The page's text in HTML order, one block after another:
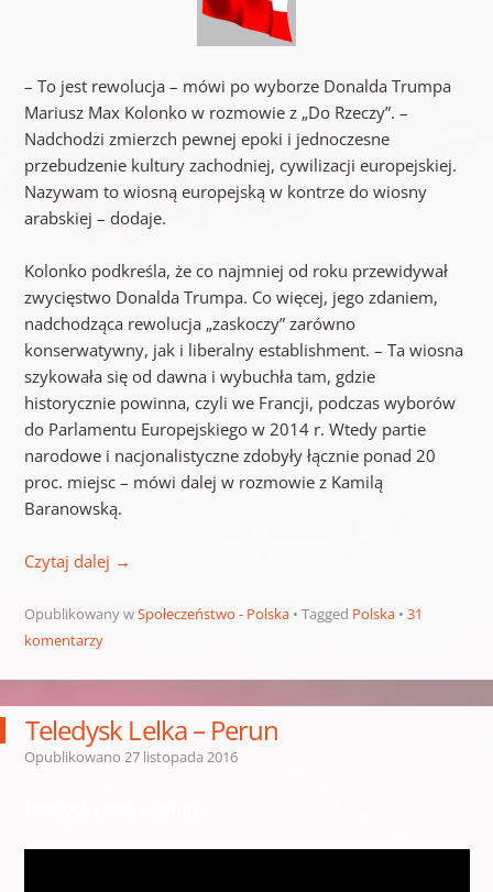
– To jest rewolucja – mówi po wyborze Donalda Trumpa
Mariusz Max Kolonko w rozmowie z „Do Rzeczy”. –
Nadchodzi zmierzch pewnej epoki i jednoczesne
przebudzenie kultury zachodniej, cywilizacji europejskiej.
Nazywam to wiosną europejską w kontrze do wiosny
arabskiej – dodaje.
Kolonko podkreśla, że co najmniej od roku przewidywał
zwycięstwo Donalda Trumpa. Co więcej, jego zdaniem,
nadchodząca rewolucja „zaskoczy” zarówno
konserwatywny, jak i liberalny establishment. – Ta wiosna
szykowała się od dawna i wybuchła tam, gdzie
historycznie powinna, czyli we Francji, podczas wyborów
do Parlamentu Europejskiego w 2014 r. Wtedy partie
narodowe i nacjonalistyczne zdobyły łącznie ponad 20
proc. miejsc – mówi dalej w rozmowie z Kamilą
Baranowską.
Czytaj dalej →
Opublikowany wSpołeczeństwo - Polska Tagged Polska
31
komentarzy
Teledysk Lelka – Perun
Opublikowano 27 listopada 2016